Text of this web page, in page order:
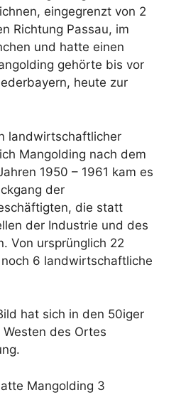
eingegrenzt von 2
Richtung Passau, im
und hatte einen
gehörte bis vor
heute zur
landwirtschaftlicher
Mangolding nach dem
1950 – 1961 kam es
der
die statt
der Industrie und des
Von ursprünglich 22
6 landwirtschaftliche
hat sich in den 50iger
des Ortes
Mangolding 3